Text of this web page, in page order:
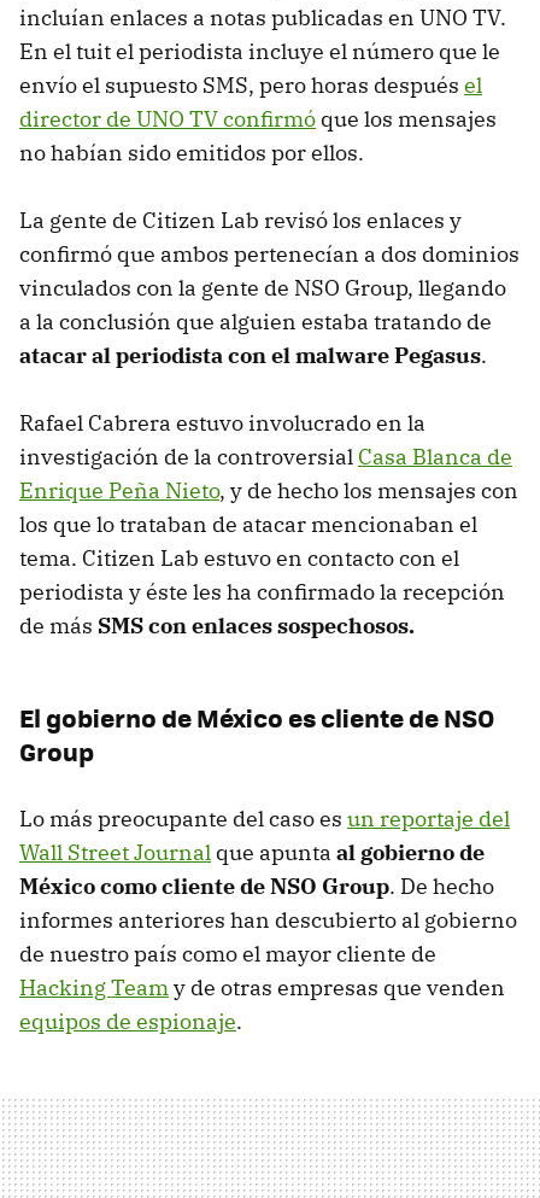
incluían enlaces a notas publicadas en UNO TV.
En el tuit el periodista incluye el número que le
envío el supuesto SMS, pero horas después el
director de UNO TV confirmó que los mensajes
no habían sido emitidos por ellos.
La gente de Citizen Lab revisó los enlaces y
confirmó que ambos pertenecían a dos dominios
vinculados con la gente de NSO Group, llegando
a la conclusión que alguien estaba tratando de
atacar al periodista con el malware Pegasus.
Rafael Cabrera estuvo involucrado en la
investigación de la controversial Casa Blanca de
Enrique Peña Nieto, y de hecho los mensajes con
los que lo trataban de atacar mencionaban el
tema. Citizen Lab estuvo en contacto con el
periodista y éste les ha confirmado la recepción
de más SMS con enlaces sospechosos.
El gobierno de México es cliente de NSO
Group
Lo más preocupante del caso es un reportaje del
Wall Street Journal que apunta al gobierno de
México como cliente de NSO Group. De hecho
informes anteriores han descubierto al gobierno
de nuestro país como el mayor cliente de
Hacking Teamy de otras empresas que venden
equipos de espionaje.